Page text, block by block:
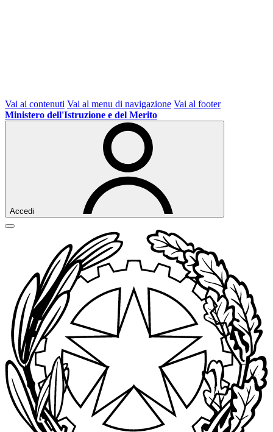
Vai ai contenuti Vai al menu di navigazione Vai al footer
Ministero dell'Istruzione e del Merito
Accedi